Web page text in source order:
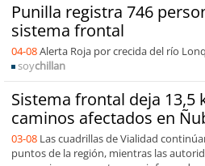
Punilla registra 746
sistema frontal
04-08Alerta Roja por crecida del río
soychillan
Sistema frontal deja 13,5
caminos afectados en
03-08 Las cuadrillas de Vialidad
puntos de la región, mientras las